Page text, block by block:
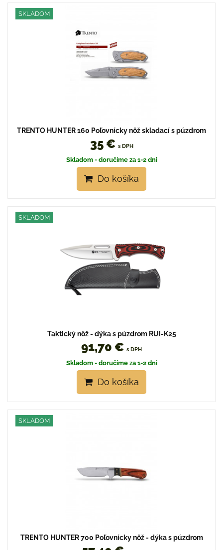
SKLADOM
TRENTO HUNTER 160 Poľovnícky nôž skladací s púzdrom
35 € s DPH
Skladom - doručíme za 1-2 dni
Do košíka
SKLADOM
Taktický nôž - dýka s púzdrom RUI-K25
91,70 € s DPH
Skladom - doručíme za 1-2 dni
Do košíka
SKLADOM
TRENTO HUNTER 700 Poľovnícky nôž - dýka s púzdrom